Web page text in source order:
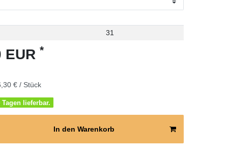
31
EUR *
€ / Stück
lieferbar.
In den Warenkorb